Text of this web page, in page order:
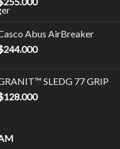
Abus AirBreaker
244.000
SLEDG 77 GRIP
128.000